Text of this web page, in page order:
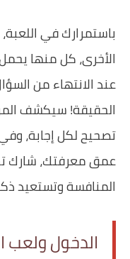
باستمرارك في
الأخرى، كل منها
عند الانتهاء من
الحقيقة! سيكشف
تصحيح لكل إجابة،
عمق معرفتك، شارك
المنافسة وتستعيد
الدخول ولعب